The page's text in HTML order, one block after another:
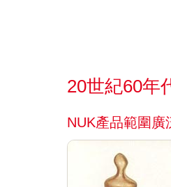
20世紀60年
NUK產品範圍廣